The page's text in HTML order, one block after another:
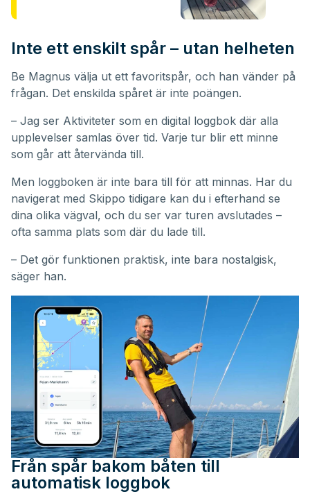
Inte ett enskilt spår – utan helheten
Be Magnus välja ut ett favoritspår, och han vänder på
frågan. Det enskilda spåret är inte poängen.
– Jag ser Aktiviteter som en digital loggbok där alla
upplevelser samlas över tid. Varje tur blir ett minne
som går att återvända till.
Men loggboken är inte bara till för att minnas. Har du
navigerat med Skippo tidigare kan du i efterhand se
dina olika vägval, och du ser var turen avslutades –
ofta samma plats som där du lade till.
– Det gör funktionen praktisk, inte bara nostalgisk,
säger han.
Från spår bakom båten till
automatisk loggbok